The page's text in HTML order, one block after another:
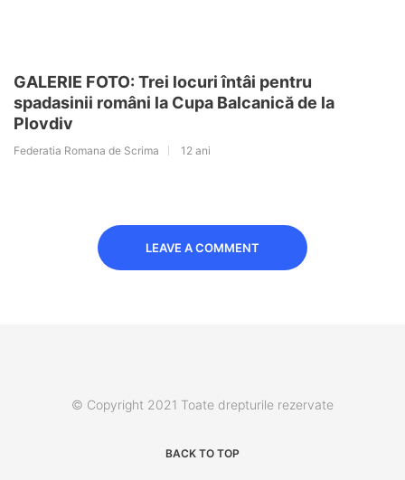
GALERIE FOTO: Trei locuri întâi pentru
spadasinii români la Cupa Balcanică de la
Plovdiv
Federatia Romana de Scrima 12 ani
LEAVE A COMMENT
© Copyright 2021 Toate drepturile rezervate
BACK TO TOP